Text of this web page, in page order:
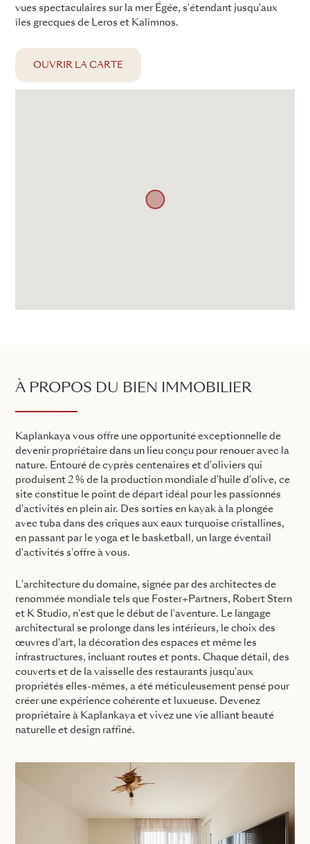
vues spectaculaires sur la mer Égée, s'étendant jusqu'aux
îles grecques de Leros et Kalimnos.
OUVRIR LA CARTE
À PROPOS DU BIEN IMMOBILIER
Kaplankaya vous offre une opportunité exceptionnelle de
devenir propriétaire dans un lieu conçu pour renouer avec la
nature. Entouré de cyprès centenaires et d'oliviers qui
produisent 2 % de la production mondiale d'huile d'olive, ce
site constitue le point de départ idéal pour les passionnés
d'activités en plein air. Des sorties en kayak à la plongée
avec tuba dans des criques aux eaux turquoise cristallines,
en passant par le yoga et le basketball, un large éventail
d'activités s'offre à vous.
L'architecture du domaine, signée par des architectes de
renommée mondiale tels que Foster+Partners, Robert Stern
et K Studio, n'est que le début de l'aventure. Le langage
architectural se prolonge dans les intérieurs, le choix des
œuvres d'art, la décoration des espaces et même les
infrastructures, incluant routes et ponts. Chaque détail, des
couverts et de la vaisselle des restaurants jusqu'aux
propriétés elles-mêmes, a été méticuleusement pensé pour
créer une expérience cohérente et luxueuse. Devenez
propriétaire à Kaplankaya et vivez une vie alliant beauté
naturelle et design raffiné.